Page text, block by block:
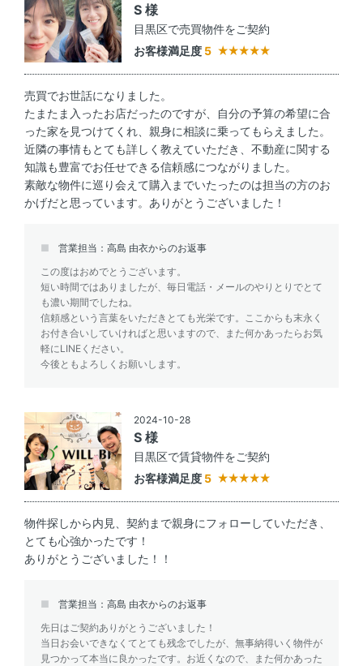
S 様
目黒区で売買物件をご契約
お客様満足度 5
売買でお世話になりました。
たまたま入ったお店だったのですが、自分の予算の希望に合
った家を見つけてくれ、親身に相談に乗ってもらえました。
近隣の事情もとても詳しく教えていただき、不動産に関する
知識も豊富でお任せできる信頼感につながりました。
素敵な物件に巡り会えて購入までいたったのは担当の方のお
かげだと思っています。ありがとうございました！
営業担当：高島 由衣からのお返事
この度はおめでとうございます。
短い時間ではありましたが、毎日電話・メールのやりとりでとて
も濃い期間でしたね。
信頼感という言葉をいただきとても光栄です。ここからも末永く
お付き合いしていければと思いますので、また何かあったらお気
軽にLINEください。
今後ともよろしくお願いします。
2024-10-28
S 様
目黒区で賃貸物件をご契約
お客様満足度 5
物件探しから内見、契約まで親身にフォローしていただき、
とても心強かったです！
ありがとうございました！！
営業担当：高島 由衣からのお返事
先日はご契約ありがとうございました！
当日お会いできなくてとても残念でしたが、無事納得いく物件が
見つかって本当に良かったです。お近くなので、また何かあった